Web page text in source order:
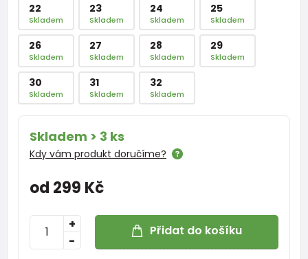
22
Skladem
23
Skladem
24
Skladem
25
Skladem
26
Skladem
27
Skladem
28
Skladem
29
Skladem
30
Skladem
31
Skladem
32
Skladem
Skladem > 3 ks
Kdy vám produkt doručíme?
od 299 Kč
-
+ Přidat do košíku